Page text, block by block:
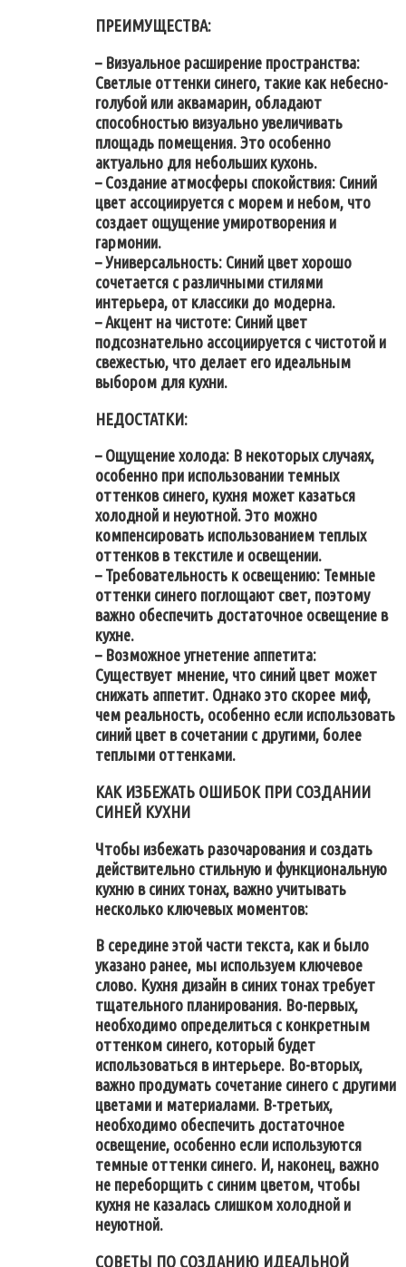
ПРЕИМУЩЕСТВА:
– Визуальное расширение пространства:
Светлые оттенки синего, такие как небесно-
голубой или аквамарин, обладают
способностью визуально увеличивать
площадь помещения. Это особенно
актуально для небольших кухонь.
– Создание атмосферы спокойствия: Синий
цвет ассоциируется с морем и небом, что
создает ощущение умиротворения и
гармонии.
– Универсальность: Синий цвет хорошо
сочетается с различными стилями
интерьера, от классики до модерна.
– Акцент на чистоте: Синий цвет
подсознательно ассоциируется с чистотой и
свежестью, что делает его идеальным
выбором для кухни.
НЕДОСТАТКИ:
– Ощущение холода: В некоторых случаях,
особенно при использовании темных
оттенков синего, кухня может казаться
холодной и неуютной. Это можно
компенсировать использованием теплых
оттенков в текстиле и освещении.
– Требовательность к освещению: Темные
оттенки синего поглощают свет, поэтому
важно обеспечить достаточное освещение в
кухне.
– Возможное угнетение аппетита:
Существует мнение, что синий цвет может
снижать аппетит. Однако это скорее миф,
чем реальность, особенно если использовать
синий цвет в сочетании с другими, более
теплыми оттенками.
КАК ИЗБЕЖАТЬ ОШИБОК ПРИ СОЗДАНИИ
СИНЕЙ КУХНИ
Чтобы избежать разочарования и создать
действительно стильную и функциональную
кухню в синих тонах, важно учитывать
несколько ключевых моментов:
В середине этой части текста, как и было
указано ранее, мы используем ключевое
слово. Кухня дизайн в синих тонах требует
тщательного планирования. Во-первых,
необходимо определиться с конкретным
оттенком синего, который будет
использоваться в интерьере. Во-вторых,
важно продумать сочетание синего с другими
цветами и материалами. В-третьих,
необходимо обеспечить достаточное
освещение, особенно если используются
темные оттенки синего. И, наконец, важно
не переборщить с синим цветом, чтобы
кухня не казалась слишком холодной и
неуютной.
СОВЕТЫ ПО СОЗДАНИЮ ИДЕАЛЬНОЙ